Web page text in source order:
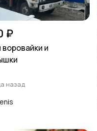
₽
воровайки и
назад